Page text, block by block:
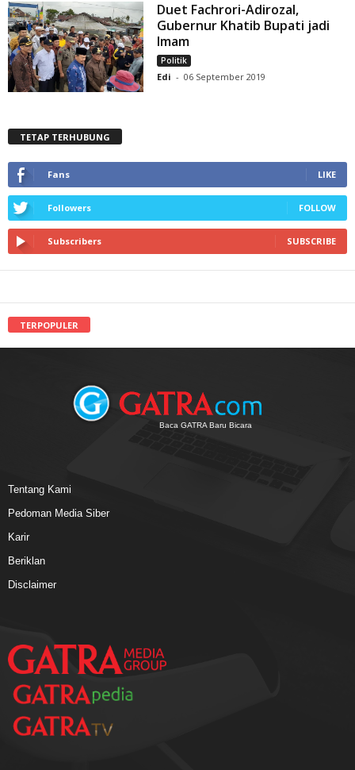
Duet Fachrori-Adirozal,
Gubernur Khatib Bupati jadi
Imam
Politik
Edi - 06 September 2019
TETAP TERHUBUNG
Fans LIKE
Followers FOLLOW
Subscribers SUBSCRIBE
TERPOPULER
Baca GATRA Baru Bicara
Tentang Kami
Pedoman Media Siber
Karir
Beriklan
Disclaimer